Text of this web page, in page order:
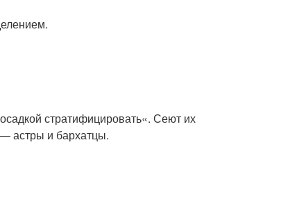
стратифицировать«. Сеют их
— астры и бархатцы.